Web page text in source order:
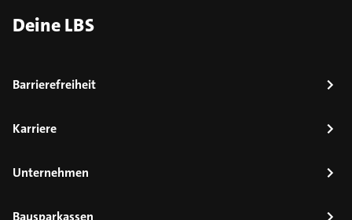
Deine LBS
Barrierefreiheit
Karriere
Unternehmen
Bausparkassen